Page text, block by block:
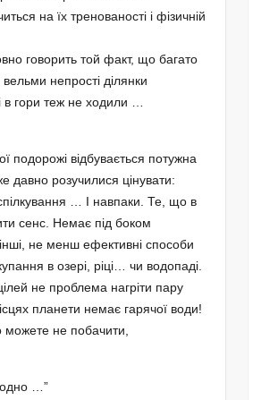
на їх тренованості і фізичній
говорить той факт, що багато
непрості ділянки
в гори теж не ходили …
подорожі відбувається потужна
давно розучилися цінувати:
… І навпаки. Те, що в
сенс. Немає під боком
не менш ефективні способи
в озері, ріці… чи водопаді.
не проблема нагріти пару
планети немає гарячої води!
можете не побачити,
…”